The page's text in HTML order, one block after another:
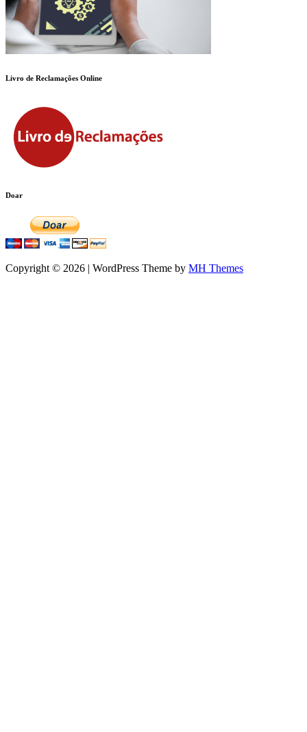
Livro de Reclamações Online
Doar
Copyright © 2026 | WordPress Theme by MH Themes